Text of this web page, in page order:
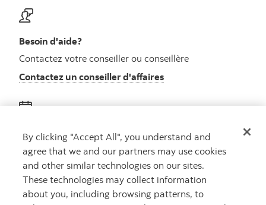
Besoin d'aide?
Contactez votre conseiller ou conseillère
Contactez un conseiller d'affaires
Obtenez des conseils
Rencontrez un conseiller
Prenez rendez-vous
By clicking "Accept All", you understand and
agree that we and our partners may use cookies
and other similar technologies on our sites.
These technologies may collect information
about you, including browsing patterns, to